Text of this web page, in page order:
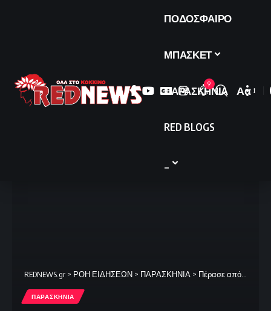
ΠΟΔΟΣΦΑΙΡΟ
ΜΠΑΣΚΕΤ
ΠΑΡΑΣΚΗΝΙΑ
RED BLOGS
9
Font
Αα
REDNEWS.gr > ΡΟΗ ΕΙΔΗΣΕΩΝ > ΠΑΡΑΣΚΗΝΙΑ > Πέρασε από την Επιτροπή Μορφωτικών Υποθέσεων το αθλητικό νομοσχέδιο, την Παρασκευή στην ολομέλεια
ΠΑΡΑΣΚΗΝΙΑ